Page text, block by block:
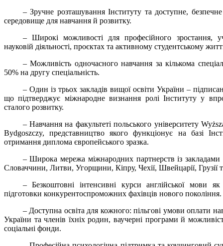
– Зручне розташування Інституту та доступне,
середовище для навчання й розвитку.
– Широкі можливості для професійного зростання,
науковій діяльності, проєктах та активному студентському
– Можливість одночасного навчання за кількома
50% на другу спеціальність.
– Один із трьох закладів вищої освіти України –
що підтверджує міжнародне визнання ролі Інституту у
сталого розвитку.
– Навчання на факультеті польського університету
Bydgoszczy, представництво якого функціонує на базі
отримання диплома європейського зразка.
– Широка мережа міжнародних партнерств із закладами
Словаччини, Литви, Угорщини, Кіпру, Чехії, Швейцарії, Грузії
– Безкоштовні інтенсивні курси англійської мови як
підготовки конкурентоспроможних фахівців нового покоління.
– Доступна освіта для кожного: пільгові умови оплати
України та членів їхніх родин, ваучерні програми й
соціальні фонди.